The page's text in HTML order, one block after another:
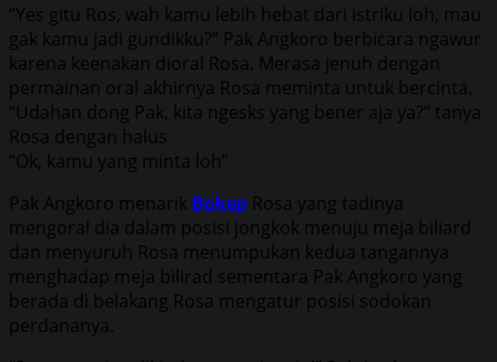
“Yes gitu Ros, wah kamu lebih hebat dari istriku loh, mau
gak kamu jadi gundikku?” Pak Angkoro berbicara ngawur
karena keenakan dioral Rosa. Merasa jenuh dengan
permainan oral akhirnya Rosa meminta untuk bercinta.
“Udahan dong Pak, kita ngesks yang bener aja ya?” tanya
Rosa dengan halus
“Ok, kamu yang minta loh”
Pak Angkoro menarik Bokep Rosa yang tadinya
mengoral dia dalam posisi jongkok menuju meja biliard
dan menyuruh Rosa menumpukan kedua tangannya
menghadap meja bilirad sementara Pak Angkoro yang
berada di belakang Rosa mengatur posisi sodokan
perdananya.